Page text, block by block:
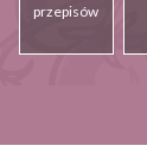
przepisów